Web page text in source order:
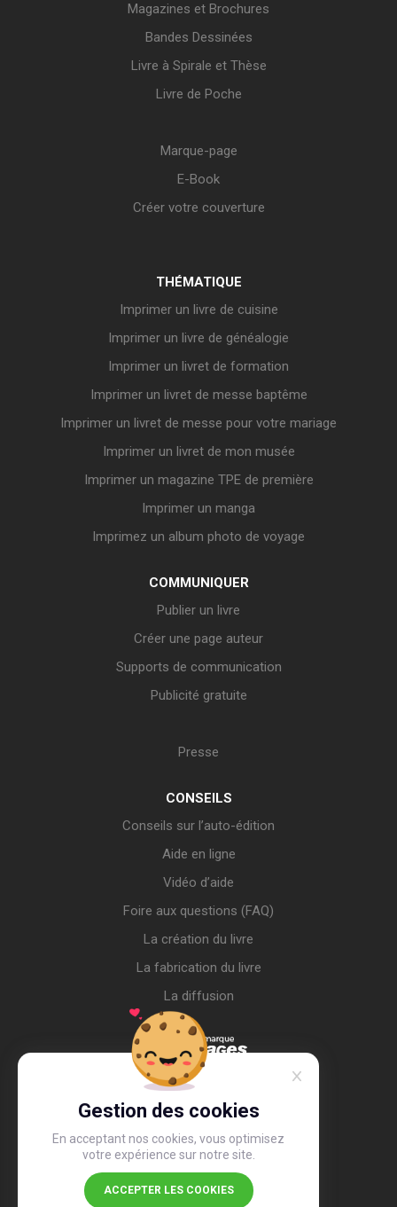
Gestion des cookies
En acceptant nos cookies, vous optimisez
votre expérience sur notre site.
ACCEPTER LES COOKIES
Magazines et Brochures
Bandes Dessinées
Livre à Spirale et Thèse
Livre de Poche
Marque-page
E-Book
Créer votre couverture
THÉMATIQUE
Imprimer un livre de cuisine
Imprimer un livre de généalogie
Imprimer un livret de formation
Imprimer un livret de messe baptême
Imprimer un livret de messe pour votre mariage
Imprimer un livret de mon musée
Imprimer un magazine TPE de première
Imprimer un manga
Imprimez un album photo de voyage
COMMUNIQUER
Publier un livre
Créer une page auteur
Supports de communication
Publicité gratuite
Presse
CONSEILS
Conseils sur l’auto-édition
Aide en ligne
Vidéo d’aide
Foire aux questions (FAQ)
La création du livre
La fabrication du livre
La diffusion
4,4